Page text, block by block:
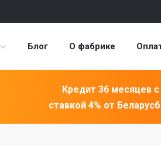
Блог О фабрике
Кредит 36 месяцев
ставкой 4% от